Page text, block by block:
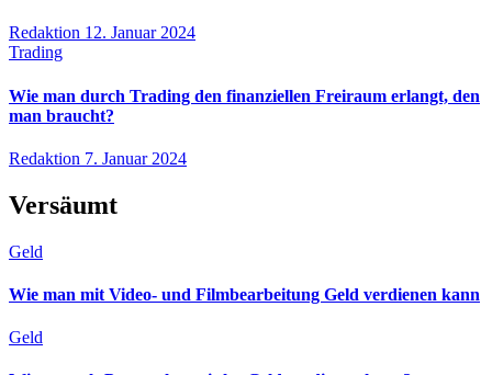
Redaktion 12. Januar 2024
Trading
Wie man durch Trading den finanziellen Freiraum erlangt, den
man braucht?
Redaktion 7. Januar 2024
Versäumt
Geld
Wie man mit Video- und Filmbearbeitung Geld verdienen kann
Geld